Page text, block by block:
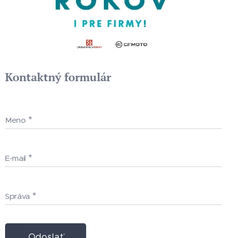
Kontaktný formulár
Meno
E-mail
Správa